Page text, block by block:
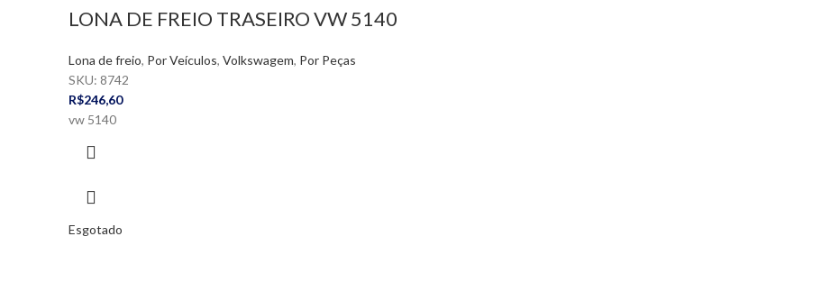
LONA DE FREIO TRASEIRO VW 5140
Lona de freio, Por Veículos, Volkswagem, Por Peças
SKU: 8742
R$246,60
vw 5140
Esgotado